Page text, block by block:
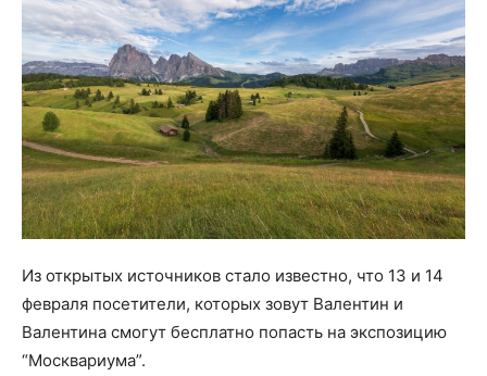
Из открытых источников стало известно, что 13 и 14
февраля посетители, которых зовут Валентин и
Валентина смогут бесплатно попасть на экспозицию
“Москвариума”.